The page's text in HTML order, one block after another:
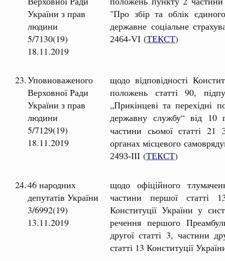
України з прав
людини
5/7130(19)
18.11.2019
"Про збір та облік
державне соціальне
2464-VI (ТЕКСТ)
23.Уповноваженого
Верховної Ради
України з прав
людини
5/7129(19)
18.11.2019
щодо відповідності
положень статті 90,
„Прикінцеві та перехідні
державну службу“ від
частини сьомої статті
органах місцевого
2493-III (ТЕКСТ)
24.46 народних
депутатів України
3/6992(19)
13.11.2019
щодо офіційного
частини першої статті
Конституції України у
речення першого
другої статті 3, частини
статті 13 Конституції